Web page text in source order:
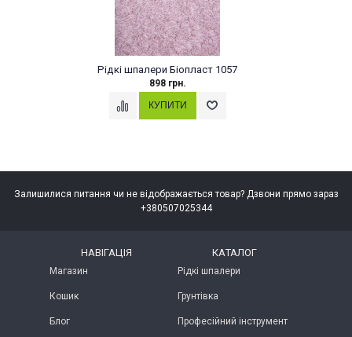
Рідкі шпалери Біопласт 1057
898 грн.
Залишилися питання чи не відображається товар? Дзвони прямо зараз
+380507025344
НАВІГАЦІЯ
Магазин
Кошик
Блог
КАТАЛОГ
Рідкі шпалери
Грунтівка
Професійний інструмент